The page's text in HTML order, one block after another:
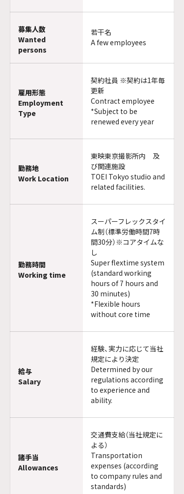
募集人数
Wanted
persons
若干名
A few employees
雇用形態
Employment
Type
契約社員 ※契約は1年毎
更新
Contract employee
*Subject to be
renewed every year
勤務地
Work Location
東映東京撮影所内 及
び関連施設
TOEI Tokyo studio and
related facilities.
勤務時間
Working time
スーパーフレックスタイ
ム制（標準労働時間7時
間30分）※コアタイムな
し
Super flextime system
(standard working
hours of 7 hours and
30 minutes)
*Flexible hours
without core time
給与
Salary
経験、実力に応じて当社
規定により決定
Determined by our
regulations according
to experience and
ability.
諸手当
Allowances
交通費支給（当社規定に
よる）
Transportation
expenses (according
to company rules and
standards)